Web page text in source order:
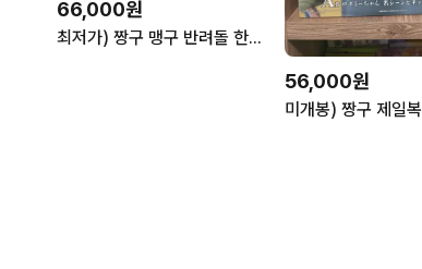
66,000원
최저가) 짱구 맹구 반려돌 한정판 세트
56,000원